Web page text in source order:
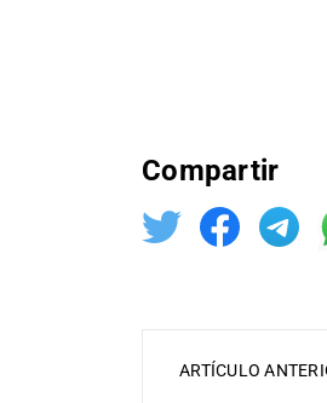
Compartir
ARTÍCULO